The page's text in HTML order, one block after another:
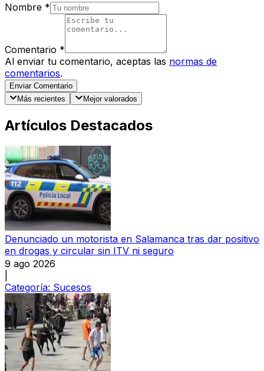
Nombre *
Comentario *
Al enviar tu comentario, aceptas las normas de
comentarios.
Enviar Comentario
Más recientes
Mejor valorados
Artículos Destacados
Denunciado un motorista en Salamanca tras dar positivo
en drogas y circular sin ITV ni seguro
9 ago 2026
Categoría: Sucesos